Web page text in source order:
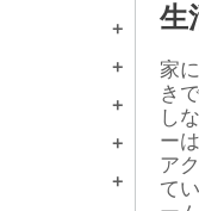
生
家
き
し
ー
ア
て